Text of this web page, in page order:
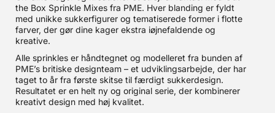
the Box Sprinkle Mixes fra PME. Hver blanding er fyldt
med unikke sukkerfigurer og tematiserede former i flotte
farver, der gør dine kager ekstra iøjnefaldende og
kreative.
Alle sprinkles er håndtegnet og modelleret fra bunden af
PME’s britiske designteam – et udviklingsarbejde, der har
taget to år fra første skitse til færdigt sukkerdesign.
Resultatet er en helt ny og original serie, der kombinerer
kreativt design med høj kvalitet.